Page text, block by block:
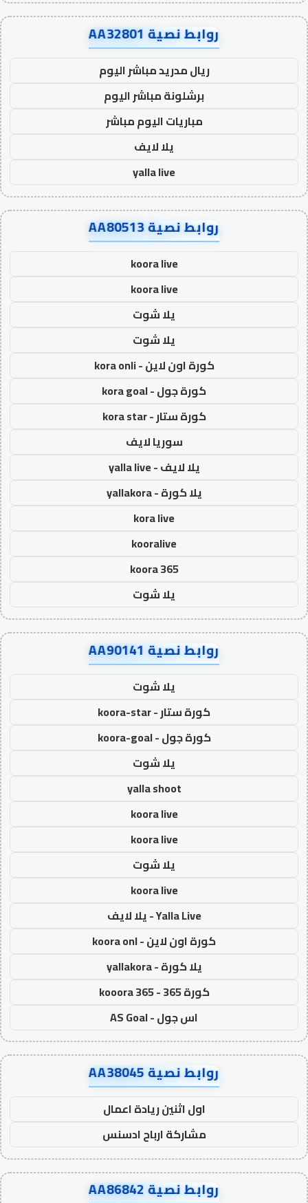
روابط نصية AA32801
ريال مدريد مباشر اليوم
برشلونة مباشر اليوم
مباريات اليوم مباشر
يلا لايف
yalla live
روابط نصية AA80513
koora live
koora live
يلا شوت
يلا شوت
كورة اون لاين - kora onli
كورة جول - kora goal
كورة ستار - kora star
سوريا لايف
يلا لايف - yalla live
يلا كورة - yallakora
kora live
kooralive
koora 365
يلا شوت
روابط نصية AA90141
يلا شوت
كورة ستار - koora-star
كورة جول - koora-goal
يلا شوت
yalla shoot
koora live
koora live
يلا شوت
koora live
Yalla Live - يلا لايف
كورة اون لاين - koora onl
يلا كورة - yallakora
كورة 365 - kooora 365
اس جول - AS Goal
روابط نصية AA38045
اول اثنين ريادة اعمال
مشاركة ارباح ادسنس
روابط نصية AA86842